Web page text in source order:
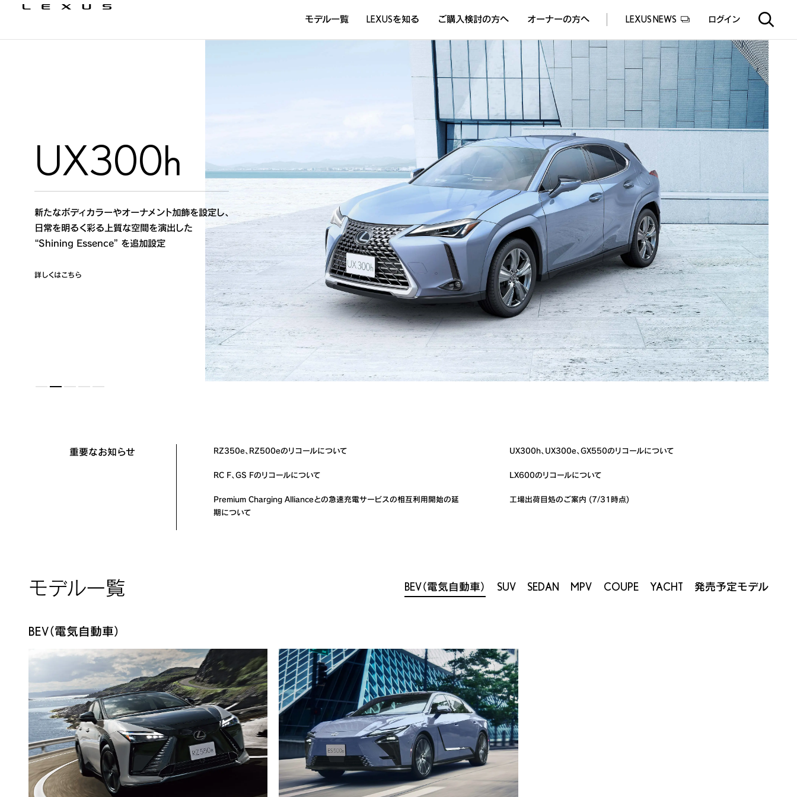
モデル一覧 LEXUSを知る ご購入検討の方へ オーナーの方へ LEXUS NEWS ログイン
DISCOVER THE LEXUS LIFE LEXUS EXPERIENCE(体験サービス)
Dealers experience(販売店実施イベント)
LEXUS FLIGHT
LEXUS FLIGHT
陸・海・空のモビリティを
シームレスにつなぎ
あなだだけの特別な時間を届ける
空のモビリティ
UX300h
UX300h
新たなボディカラーやオーナメント加飾を設定し、
日常を明るく彩る上質な空間を演出した
“Shining Essence” を追加設定
詳しくはこちら
ES
ES
新型「ES」を発売
HEVとバッテリーEV（BEV）を併せ持つ、LEXUSの
次世代電動車ラインアップの先陣を切るモデル
詳しくはこちら
LBX MORIZO RR
LBX MORIZO RR
「LBX MORIZO RR」を一部改良
エクステリアカラーのニュートリノグレー&ブラック
インテリアカラーのオーカー追加
詳しくはこちら
DISCOVER
DISCOVER
Japan Mobility Show 2025の
出展内容をご紹介します。
重要なお知らせ RZ350e、RZ500eのリコールについて UX300h、UX300e、GX550のリコールについて
RC F、GS Fのリコールについて LX600のリコールについて
Premium Charging Allianceとの急速充電サービスの相互利用開始の延
期について
工場出荷目処のご案内 (7/31時点)
モデル一覧 BEV（電気自動車） SUV SEDAN MPV COUPE YACHT 発売予定モデル
BEV（電気自動車）